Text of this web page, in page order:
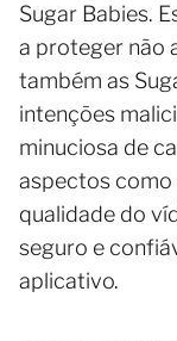
Sugar Babies.
a proteger não
também as
intenções
minuciosa de
aspectos como
qualidade do
seguro e
aplicativo.